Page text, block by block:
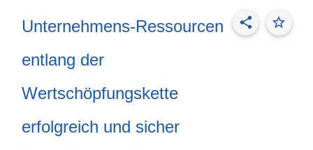
Unternehmens-Ressourcen
entlang der
Wertschöpfungskette
erfolgreich und sicher
share star_border